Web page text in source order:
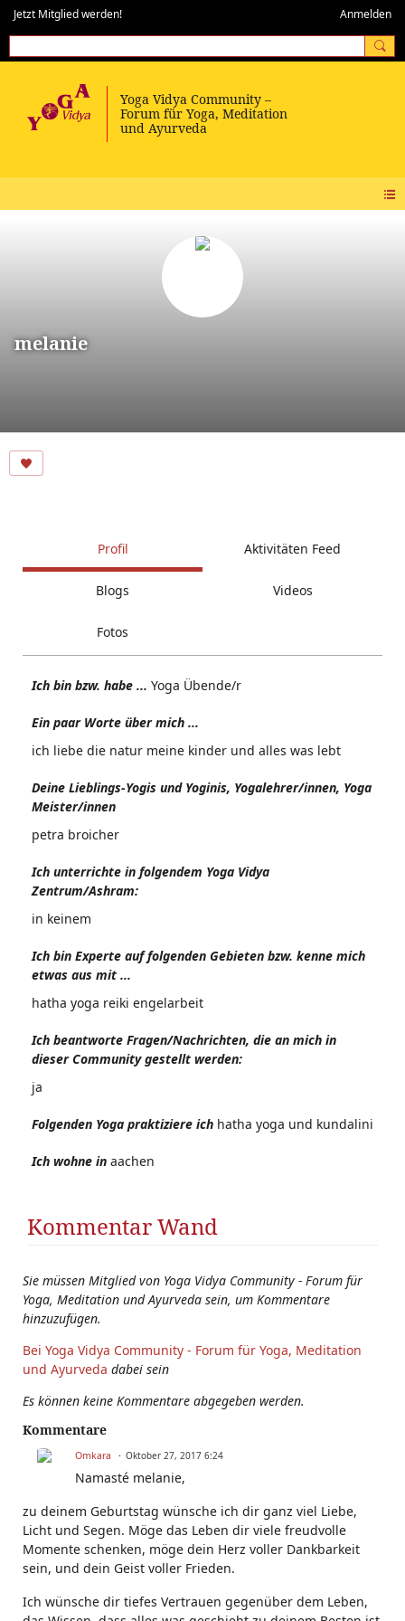
Jetzt Mitglied werden! Anmelden
melanie
Profil Aktivitäten Feed
Blogs Videos
Fotos
Ich bin bzw. habe ... Yoga Übende/r
Ein paar Worte über mich ...
ich liebe die natur meine kinder und alles was lebt
Deine Lieblings-Yogis und Yoginis, Yogalehrer/innen, Yoga
Meister/innen
petra broicher
Ich unterrichte in folgendem Yoga Vidya
Zentrum/Ashram:
in keinem
Ich bin Experte auf folgenden Gebieten bzw. kenne mich
etwas aus mit ...
hatha yoga reiki engelarbeit
Ich beantworte Fragen/Nachrichten, die an mich in
dieser Community gestellt werden:
ja
Folgenden Yoga praktiziere ich hatha yoga und kundalini
Ich wohne in aachen
Kommentar Wand
Sie müssen Mitglied von Yoga Vidya Community - Forum für
Yoga, Meditation und Ayurveda sein, um Kommentare
hinzuzufügen.
Bei Yoga Vidya Community - Forum für Yoga, Meditation
und Ayurveda dabei sein
Es können keine Kommentare abgegeben werden.
Kommentare
Omkara Oktober 27, 2017 6:24
Namasté melanie,
zu deinem Geburtstag wünsche ich dir ganz viel Liebe,
Licht und Segen. Möge das Leben dir viele freudvolle
Momente schenken, möge dein Herz voller Dankbarkeit
sein, und dein Geist voller Frieden.
Ich wünsche dir tiefes Vertrauen gegenüber dem Leben,